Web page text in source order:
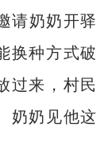
请奶奶开驿
换种方式破
过来，村民
奶奶见他这